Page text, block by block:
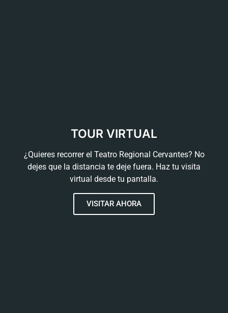
TOUR VIRTUAL
¿Quieres recorrer el Teatro Regional Cervantes? No
dejes que la distancia te deje fuera. Haz tu visita
virtual desde tu pantalla.
VISITAR AHORA